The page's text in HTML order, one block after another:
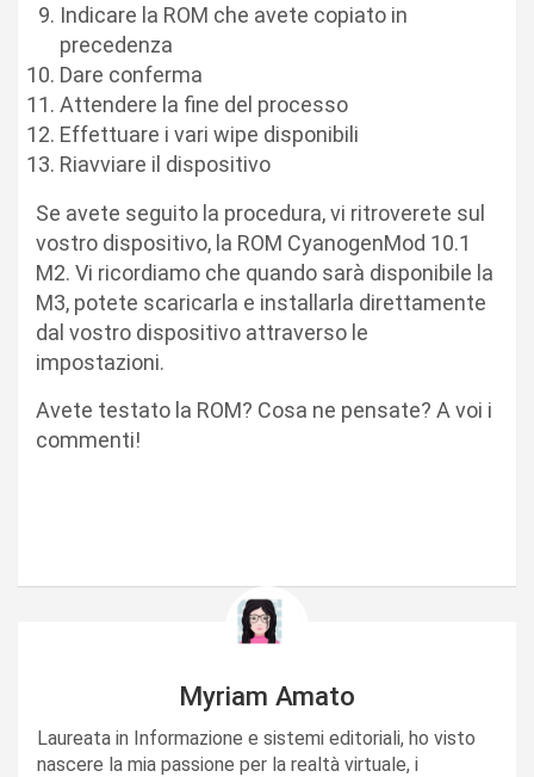
Indicare la ROM che avete copiato in
precedenza
Dare conferma
Attendere la fine del processo
Effettuare i vari wipe disponibili
Riavviare il dispositivo
Se avete seguito la procedura, vi ritroverete sul
vostro dispositivo, la ROM CyanogenMod 10.1
M2. Vi ricordiamo che quando sarà disponibile la
M3, potete scaricarla e installarla direttamente
dal vostro dispositivo attraverso le
impostazioni.
Avete testato la ROM? Cosa ne pensate? A voi i
commenti!
Myriam Amato
Laureata in Informazione e sistemi editoriali, ho visto
nascere la mia passione per la realtà virtuale, i